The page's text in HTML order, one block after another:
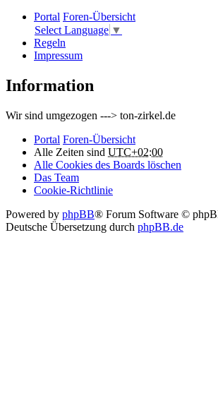
Portal Foren-Übersicht
Select Language ▼
Regeln
Impressum
Information
Wir sind umgezogen ---> ton-zirkel.de
Portal Foren-Übersicht
Alle Zeiten sind UTC+02:00
Alle Cookies des Boards löschen
Das Team
Cookie-Richtlinie
Powered by phpBB® Forum Software ©
Deutsche Übersetzung durch phpBB.de